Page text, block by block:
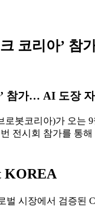
코리아’
참가… AI 도장
봇코리아)가 오
전시회 참가를 통
KOREA
시장에서 검증된